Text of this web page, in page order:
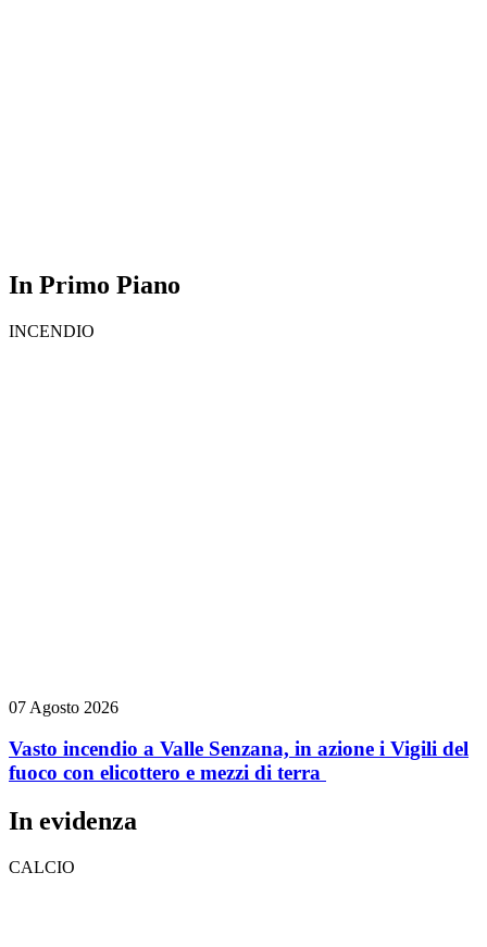
In Primo Piano
INCENDIO
07 Agosto 2026
Vasto incendio a Valle Senzana, in azione i Vigili del
fuoco con elicottero e mezzi di terra
In evidenza
CALCIO